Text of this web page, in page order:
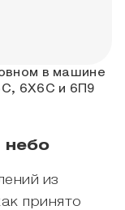
в машине
6Х6С и 6П9
небо
из
принято